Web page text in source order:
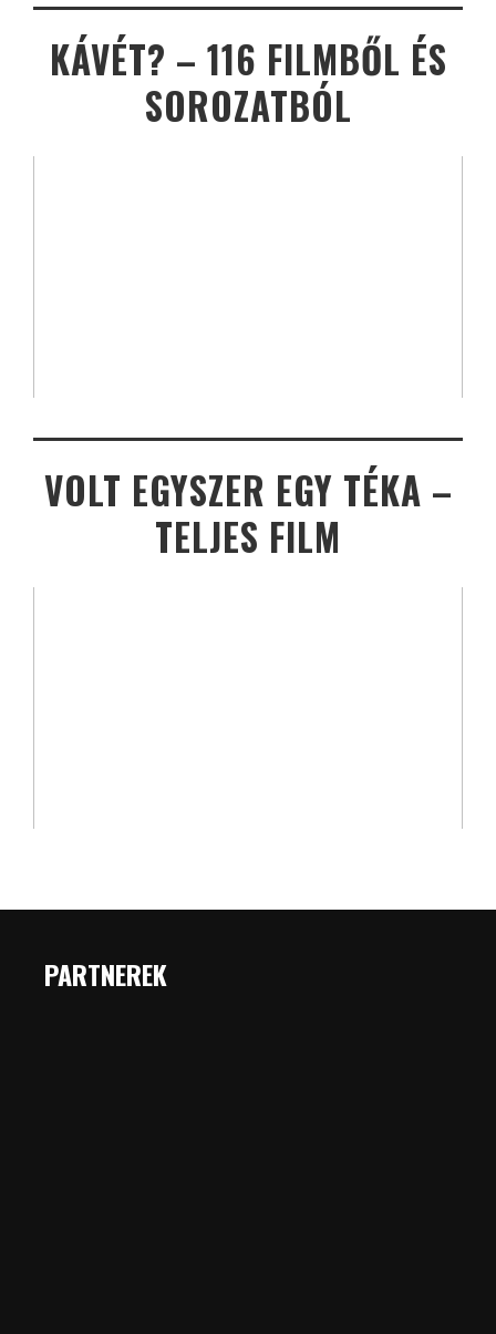
KÁVÉT? – 116 FILMBŐL ÉS
SOROZATBÓL
VOLT EGYSZER EGY TÉKA –
TELJES FILM
PARTNEREK